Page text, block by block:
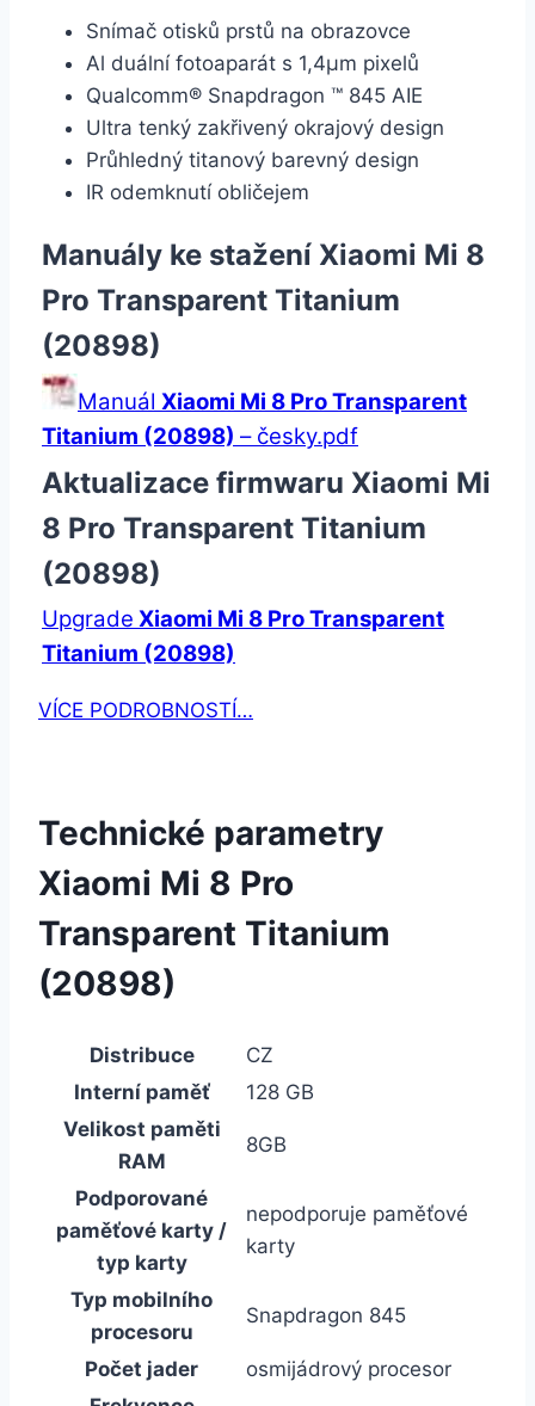
Snímač otisků prstů na obrazovce
Al duální fotoaparát s 1,4μm pixelů
Qualcomm® Snapdragon ™ 845 AIE
Ultra tenký zakřivený okrajový design
Průhledný titanový barevný design
IR odemknutí obličejem
Manuály ke stažení Xiaomi Mi 8
Pro Transparent Titanium
(20898)
Manuál Xiaomi Mi 8 Pro Transparent
Titanium (20898) – česky.pdf
Aktualizace firmwaru Xiaomi Mi
8 Pro Transparent Titanium
(20898)
Upgrade Xiaomi Mi 8 Pro Transparent
Titanium (20898)
VÍCE PODROBNOSTÍ…
Technické parametry
Xiaomi Mi 8 Pro
Transparent Titanium
(20898)
Distribuce
CZ
Interní paměť
128 GB
Velikost paměti
RAM
8GB
Podporované
paměťové karty /
typ karty
nepodporuje paměťové
karty
Typ mobilního
procesoru
Snapdragon 845
Počet jader
osmijádrový procesor